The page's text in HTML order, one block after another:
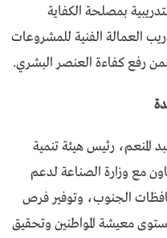
بمصلحة الكفاية
العمالة الفنية للمشروعات
رفع كفاءة العنصر البشري.
المنعم، رئيس هيئة تنمية
مع وزارة الصناعة لدعم
الجنوب، وتوفير فرص
معيشة المواطنين وتحقيق